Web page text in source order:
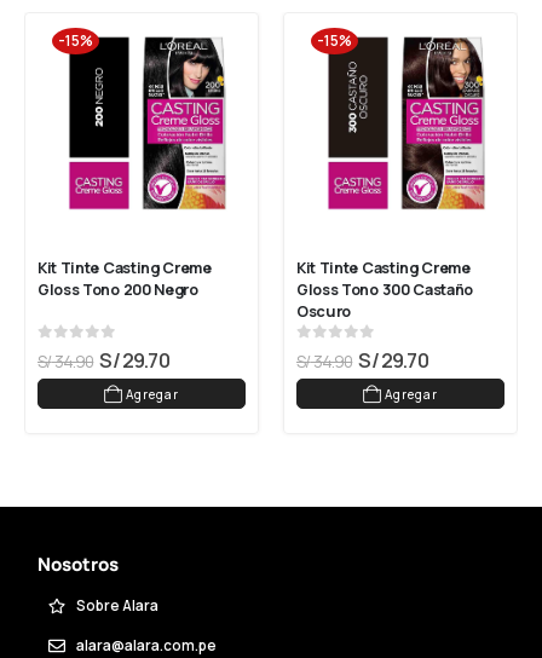
-15%
Kit Tinte Casting Creme
Gloss Tono 200 Negro
out of 5
S/34.90 S/29.70
Agregar
-15%
Kit Tinte Casting Creme
Gloss Tono 300 Castaño
Oscuro
out of 5
S/34.90 S/29.70
Agregar
Nosotros
Sobre Alara
alara@alara.com.pe